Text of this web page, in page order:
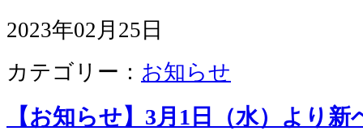
2023年02月25日
カテゴリー： お知らせ
【お知らせ】3月1日（水）より